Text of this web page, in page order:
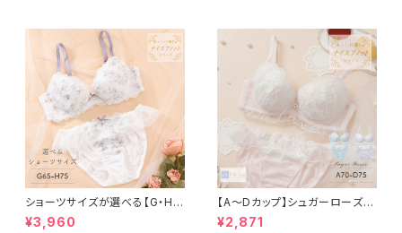
ショーツサイズが選べる【G・H】
セレナーデ ブラ＆ショーツセット
¥3,960
【A〜Dカップ】シュガーローズ
ブラ＆ショーツ
¥2,871